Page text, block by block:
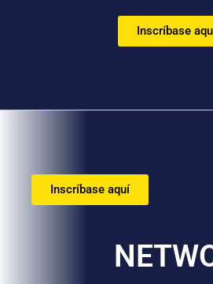
Inscríbase
Inscríbase aquí